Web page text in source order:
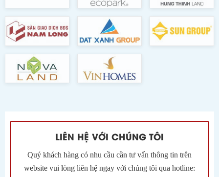
LIÊN HỆ VỚI CHÚNG TÔI
Quý khách hàng có nhu cầu cần tư vấn thông tin trên
website vui lòng liên hệ ngay với chúng tôi qua hotline: